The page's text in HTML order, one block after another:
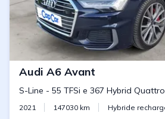
Audi A6 Avant
S-Line - 55 TFSi e 367 Hybrid
2021 147030 km Hybride